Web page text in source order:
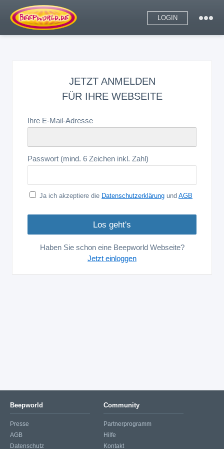
LOGIN
JETZT ANMELDEN
FÜR IHRE WEBSEITE
Ihre E-Mail-Adresse
Passwort (mind. 6 Zeichen inkl. Zahl)
Ja ich akzeptiere die Datenschutzerklärung und AGB
Haben Sie schon eine Beepworld Webseite?
Jetzt einloggen
Beepworld
Presse
AGB
Datenschutz
Community
Partnerprogramm
Hilfe
Kontakt